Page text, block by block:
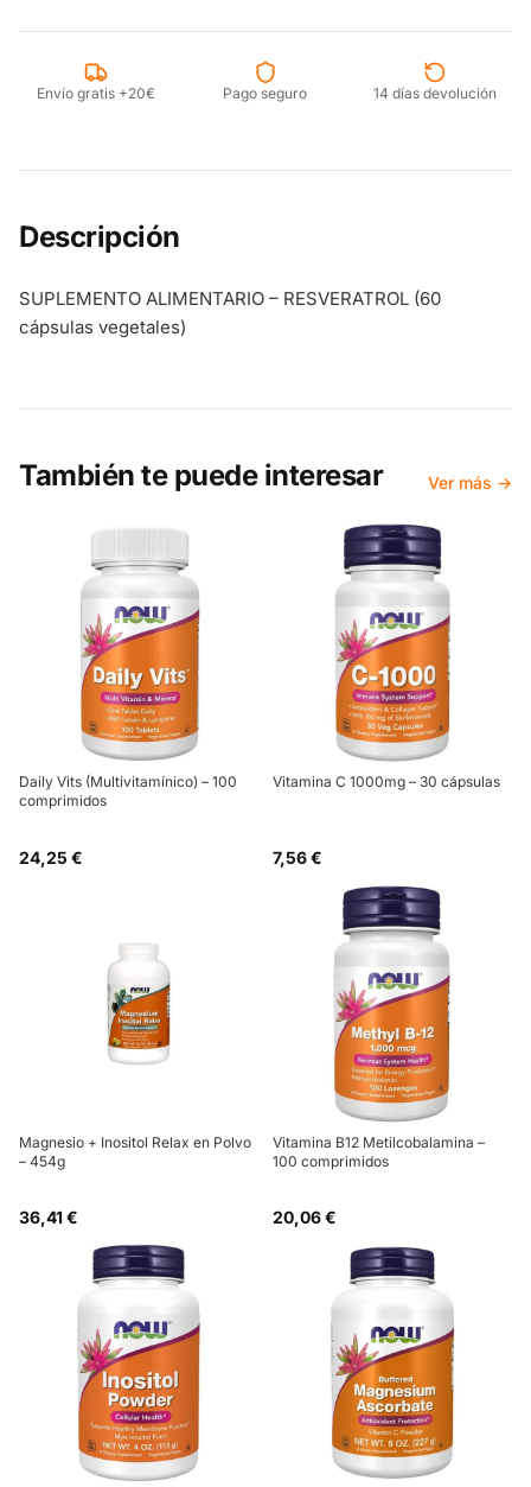
Envío gratis +20€ Pago seguro 14 días devolución
Descripción
SUPLEMENTO ALIMENTARIO – RESVERATROL (60
cápsulas vegetales)
También te puede interesar Ver más →
Daily Vits (Multivitamínico) – 100
comprimidos
24,25 €
Vitamina C 1000mg – 30 cápsulas
7,56 €
Magnesio + Inositol Relax en Polvo
– 454g
36,41 €
Vitamina B12 Metilcobalamina –
100 comprimidos
20,06 €